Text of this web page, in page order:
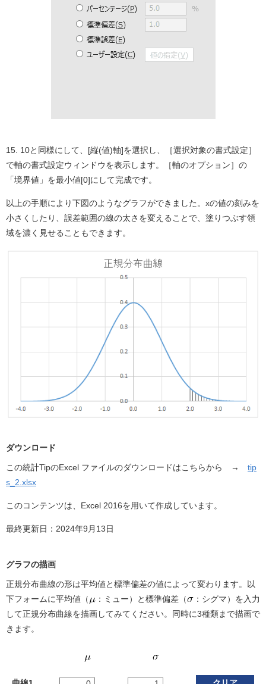
15. 10と同様にして、[縦(値)軸]を選択し、［選択対象の書式設定］
で軸の書式設定ウィンドウを表示します。［軸のオプション］の
「境界値」を最小値[0]にして完成です。
以上の手順により下図のようなグラフができました。xの値の刻みを
小さくしたり、誤差範囲の線の太さを変えることで、塗りつぶす領
域を濃く見せることもできます。
ダウンロード
この統計TipのExcel ファイルのダウンロードはこちらから → tip
s_2.xlsx
このコンテンツは、Excel 2016を用いて作成しています。
最終更新日：2024年9月13日
グラフの描画
正規分布曲線の形は平均値と標準偏差の値によって変わります。以
下フォームに平均値（
：ミュー）と標準偏差（
：シグマ）を入力
して正規分布曲線を描画してみてください。同時に3種類まで描画で
きます。